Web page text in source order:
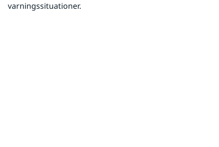
varningssituationer.